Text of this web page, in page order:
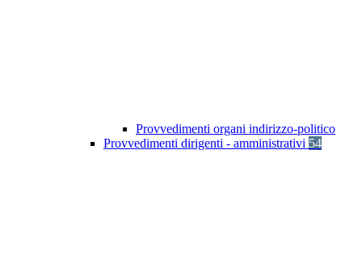
Provvedimenti organi indirizzo-politico
Provvedimenti dirigenti - amministrativi 54